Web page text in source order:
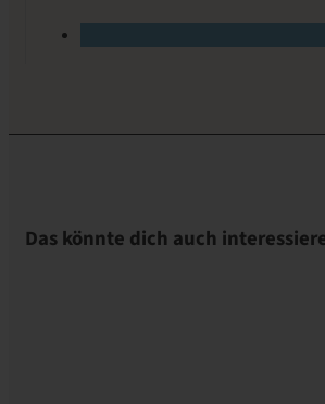
Das könnte dich auch